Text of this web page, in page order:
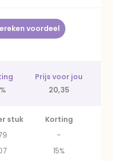
voordeel
Prijs voor jou
20,35
stuk
Korting
-
15%